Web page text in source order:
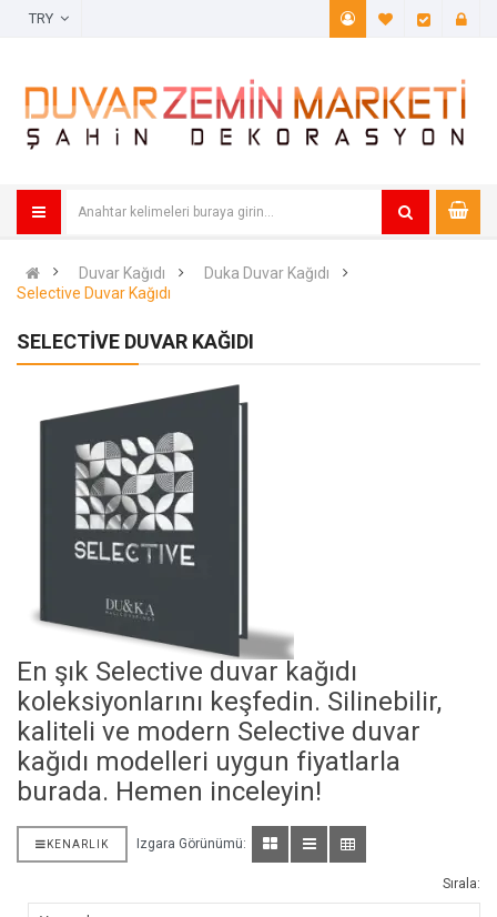
A. Listem
Duvar Kağıdı
Duka Duvar Kağıdı
Selective Duvar Kağıdı
SELECTIVE DUVAR KAĞIDI
En şık Selective duvar kağıdı
koleksiyonlarını keşfedin. Silinebilir,
kaliteli ve modern Selective duvar
kağıdı modelleri uygun fiyatlarla
burada. Hemen inceleyin!
KENARLIK Izgara Görünümü:
Sırala: